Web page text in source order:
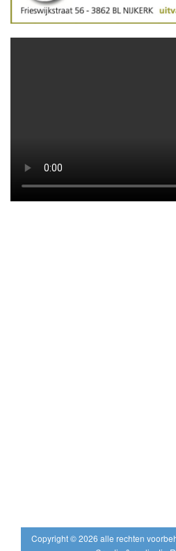
Copyright © 2026 alle rechten